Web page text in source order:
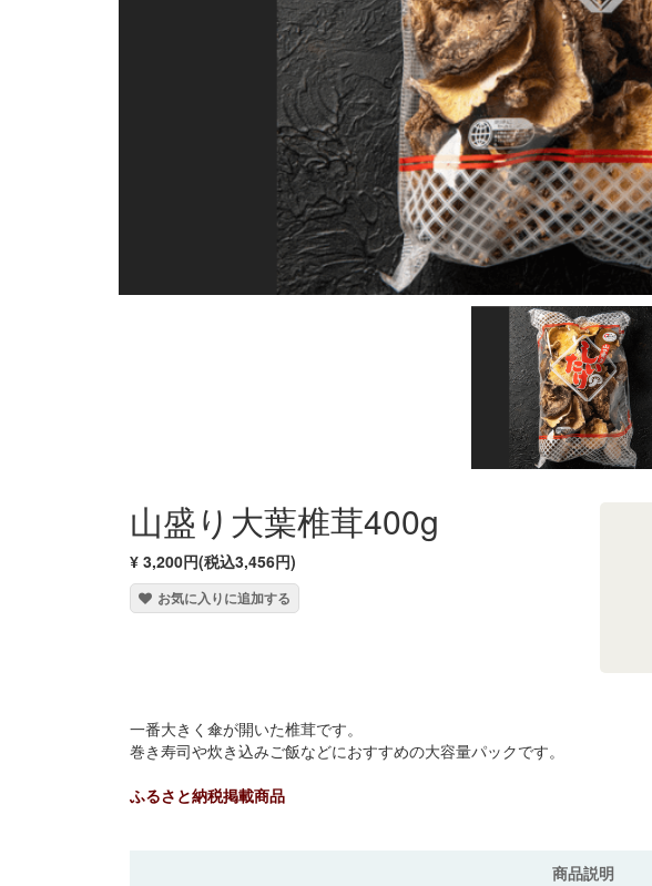
山盛り大葉椎茸400g
¥ 3,200円(税込3,456円)
お気に入りに追加する
一番大きく傘が開いた椎茸です。
巻き寿司や炊き込みご飯などにおすすめの大容量パックです。
ふるさと納税掲載商品
商品説明